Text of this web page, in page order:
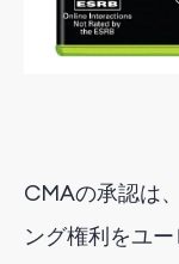
CMAの承認は
ング権利をユ